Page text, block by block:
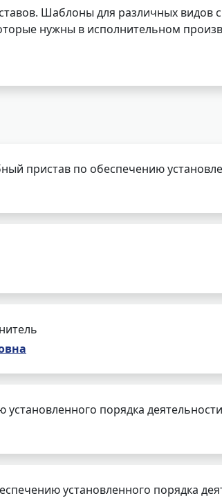
Шаблоны для различных видов
нужны в исполнительном
пристав по обеспечению
порядка
установленного порядка